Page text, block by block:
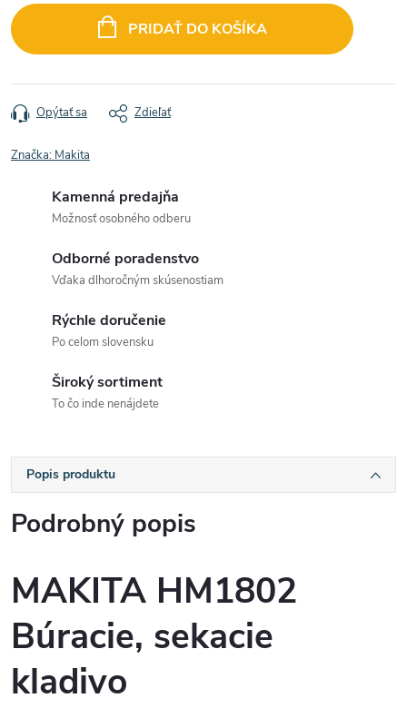
cena:
PRIDAŤ DO KOŠÍKA
Opýtať sa Zdieľať
Značka: Makita
Kamenná predajňa
Možnosť osobného odberu
Odborné poradenstvo
Vďaka dlhoročným skúsenostiam
Rýchle doručenie
Po celom slovensku
Široký sortiment
To čo inde nenájdete
Popis produktu
Podrobný popis
MAKITA HM1802
Búracie, sekacie
kladivo